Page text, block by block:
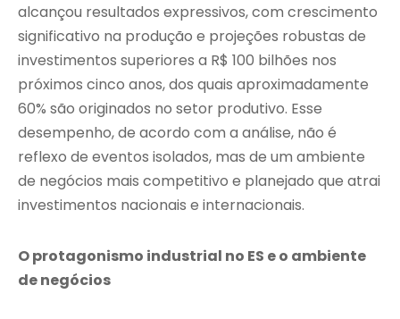
alcançou resultados expressivos, com crescimento
significativo na produção e projeções robustas de
investimentos superiores a R$ 100 bilhões nos
próximos cinco anos, dos quais aproximadamente
60% são originados no setor produtivo. Esse
desempenho, de acordo com a análise, não é
reflexo de eventos isolados, mas de um ambiente
de negócios mais competitivo e planejado que atrai
investimentos nacionais e internacionais.
O protagonismo industrial no ES e o ambiente
de negócios